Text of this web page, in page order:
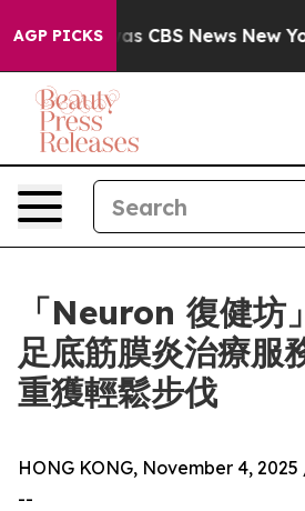
AGP PICKSwas CBS News New
「Neuron 復健坊
足底筋膜炎治療服
重獲輕鬆步伐
HONG KONG, November 4,
--